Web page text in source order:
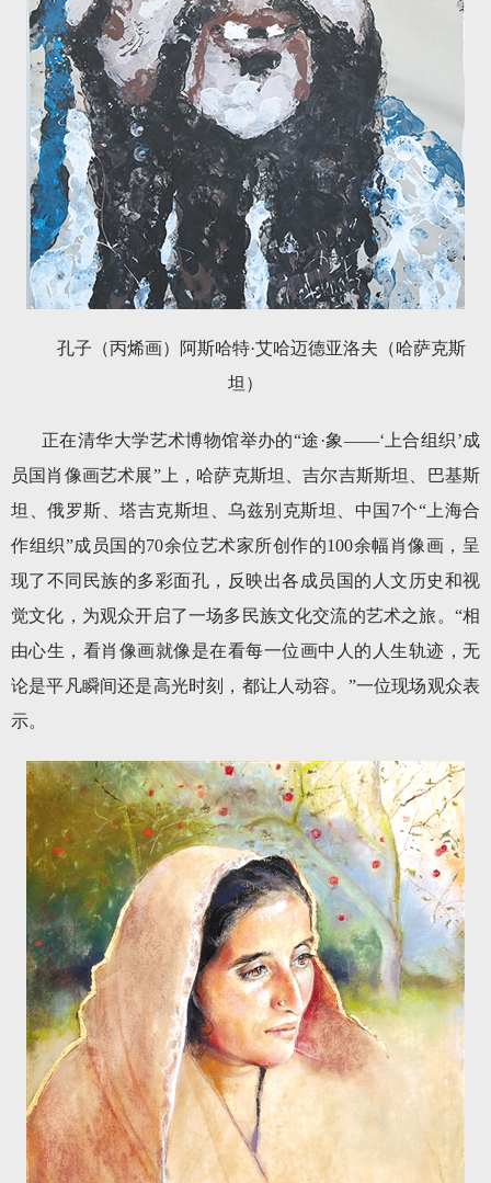
孔子（丙烯画）阿斯哈特·艾哈迈德亚洛夫（哈萨克斯
坦）
正在清华大学艺术博物馆举办的“途·象——‘上合组织’成
员国肖像画艺术展”上，哈萨克斯坦、吉尔吉斯斯坦、巴基斯
坦、俄罗斯、塔吉克斯坦、乌兹别克斯坦、中国7个“上海合
作组织”成员国的70余位艺术家所创作的100余幅肖像画，呈
现了不同民族的多彩面孔，反映出各成员国的人文历史和视
觉文化，为观众开启了一场多民族文化交流的艺术之旅。“相
由心生，看肖像画就像是在看每一位画中人的人生轨迹，无
论是平凡瞬间还是高光时刻，都让人动容。”一位现场观众表
示。